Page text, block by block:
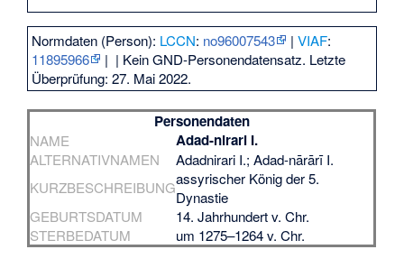
Normdaten (Person): LCCN: no96007543 |VIAF:
11895966
| | Kein GND-Personendatensatz. Letzte
Überprüfung: 27. Mai 2022.
Personendaten
NAME Adad-nirari I.
ALTERNATIVNAMEN
Adadnirari I.; Adad-nārārī I.
KURZBESCHREIBUNGassyrischer König der 5.
Dynastie
GEBURTSDATUM
14. Jahrhundert v. Chr.
STERBEDATUM
um 1275–1264 v. Chr.